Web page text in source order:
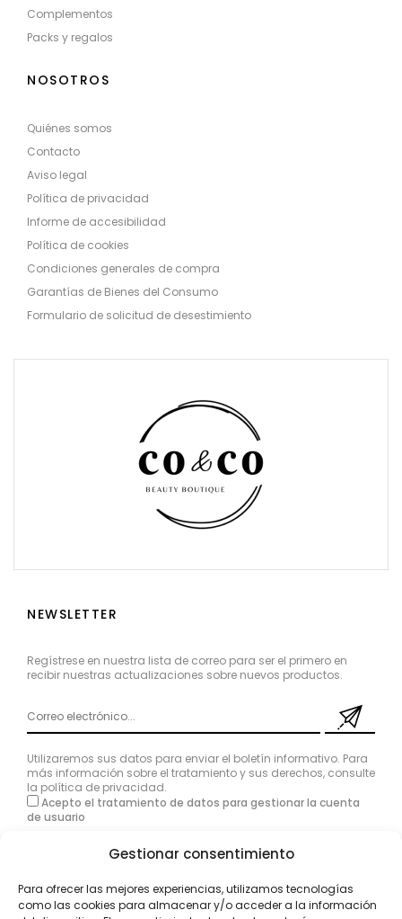
Gestionar consentimiento
Para ofrecer las mejores experiencias, utilizamos tecnologías
como las cookies para almacenar y/o acceder a la información
Complementos
Packs y regalos
NOSOTROS
Quiénes somos
Contacto
Aviso legal
Política de privacidad
Informe de accesibilidad
Política de cookies
Condiciones generales de compra
Garantías de Bienes del Consumo
Formulario de solicitud de desestimiento
NEWSLETTER
Regístrese en nuestra lista de correo para ser el primero en
recibir nuestras actualizaciones sobre nuevos productos.
Utilizaremos sus datos para enviar el boletín informativo. Para
más información sobre el tratamiento y sus derechos, consulte
la política de privacidad.
Acepto el tratamiento de datos para gestionar la cuenta
de usuario